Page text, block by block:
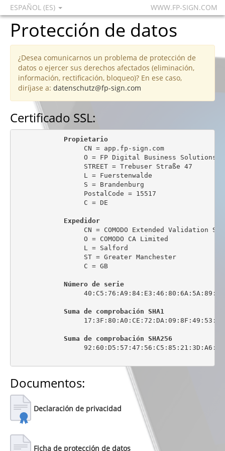
ESPAÑOL (ES) WWW.FP-SIGN.COM
Protección de datos
¿Desea comunicarnos un problema de protección de
datos o ejercer sus derechos afectados (eliminación,
información, rectificación, bloqueo)? En ese caso,
diríjase a: datenschutz@fp-sign.com
Certificado SSL:
Propietario
                 CN = app.fp-sign.com
O = FP Digital Business Solutions
                 STREET = Trebuser Straße 47
                 L = Fuerstenwalde
                 S = Brandenburg
                 PostalCode = 15517
                 C = DE
Expedidor
CN = COMODO Extended Validation
                 O = COMODO CA Limited
                 L = Salford
                 ST = Greater Manchester
                 C = GB
Número de serie
Suma de comprobación SHA1
Suma de comprobación SHA256
Documentos:
Declaración de privacidad
Ficha de protección de datos